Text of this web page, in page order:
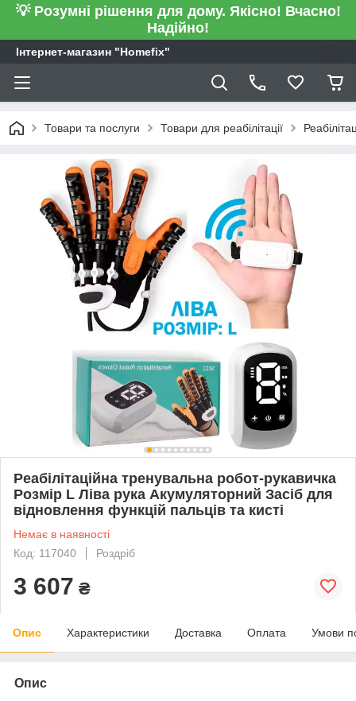
💡 Розумні рішення для дому. Якісно! Вчасно!
Надійно!
Інтернет-магазин "Homefix"
Товари та послуги Товари для реабілітації
Реабілітаційна тренувальна робот-рукавичка
Розмір L Ліва рука Акумуляторний Засіб для
відновлення функцій пальців та кисті
Немає в наявності
Код: 117040
Роздріб
3 607 ₴
Опис Характеристики Доставка Оплата Умови
Опис